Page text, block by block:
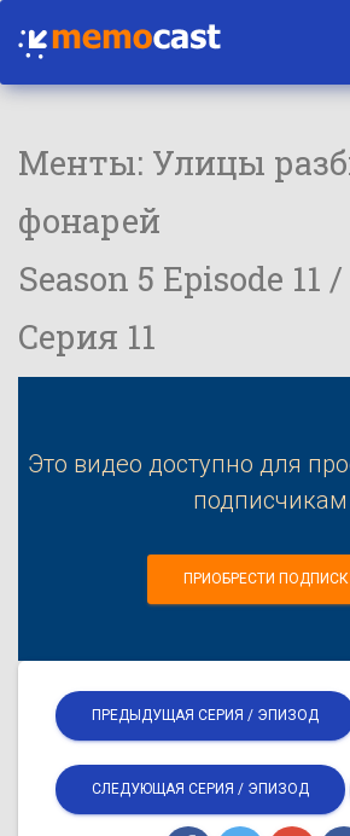
Менты: Улицы
фонарей
Season 5 Episode 11
Серия 11
Это видео доступно для
подписчикам
ПРИОБРЕСТИ
ПРЕДЫДУЩАЯ СЕРИЯ / ЭПИЗОД
СЛЕДУЮЩАЯ СЕРИЯ / ЭПИЗОД